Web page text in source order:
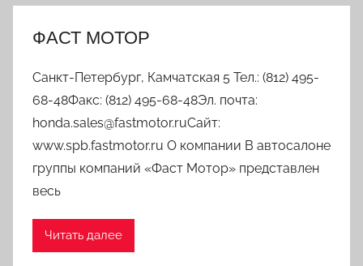
ФАСТ МОТОР
Санкт-Петербург, Камчатская 5 Тел.: (812) 495-
68-48Факс: (812) 495-68-48Эл. почта:
honda.sales@fastmotor.ruСайт:
www.spb.fastmotor.ru О компании В автосалоне
группы компаний «Фаст Мотор» представлен
весь
Читать далее